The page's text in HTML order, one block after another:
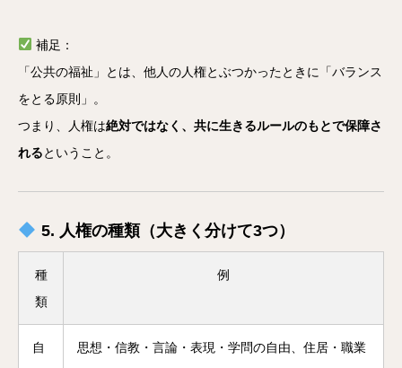
補足：
「公共の福祉」とは、他人の人権とぶつかったときに「バランス
をとる原則」。
つまり、人権は絶対ではなく、共に生きるルールのもとで保障さ
れるということ。
5. 人権の種類（大きく分けて3つ）
種
類
例
自
思想・信教・言論・表現・学問の自由、住居・職業